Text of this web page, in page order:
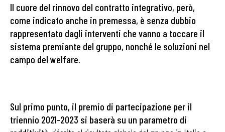
Il cuore del rinnovo del contratto integrativo, però,
come indicato anche in premessa, è senza dubbio
rappresentato dagli interventi che vanno a toccare il
sistema premiante del gruppo, nonché le soluzioni nel
campo del welfare
Sul primo punto, il premio di partecipazione per il
triennio 2021-2023 si baserà su un parametro di